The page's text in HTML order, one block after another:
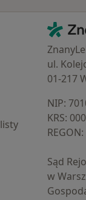
ul.
01-217
NIP:
KRS:
Sąd
w